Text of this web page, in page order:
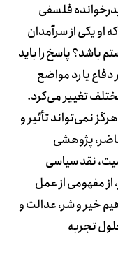
فلسفی
او یکی از سرآمدان
باشد؟ پاسخ را باید
یا رد مواضع
تغییر می‌کرد.
نمی‌تواند تأثیر و
پژوهشی
نقد سیاسی
از مفهومی از عمل
خیر و شر، عدالت و
تجربه